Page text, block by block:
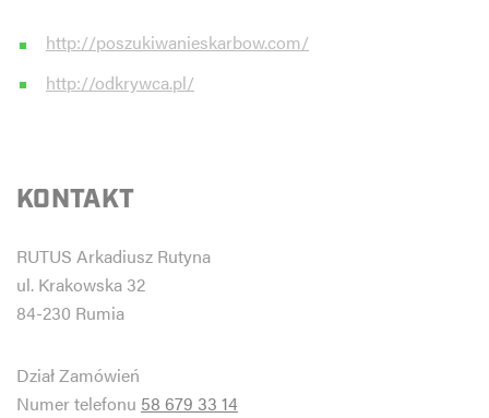
http://poszukiwanieskarbow.com/
http://odkrywca.pl/
KONTAKT
RUTUS Arkadiusz Rutyna
ul. Krakowska 32
84-230 Rumia
Dział Zamówień
Numer telefonu 58 679 33 14